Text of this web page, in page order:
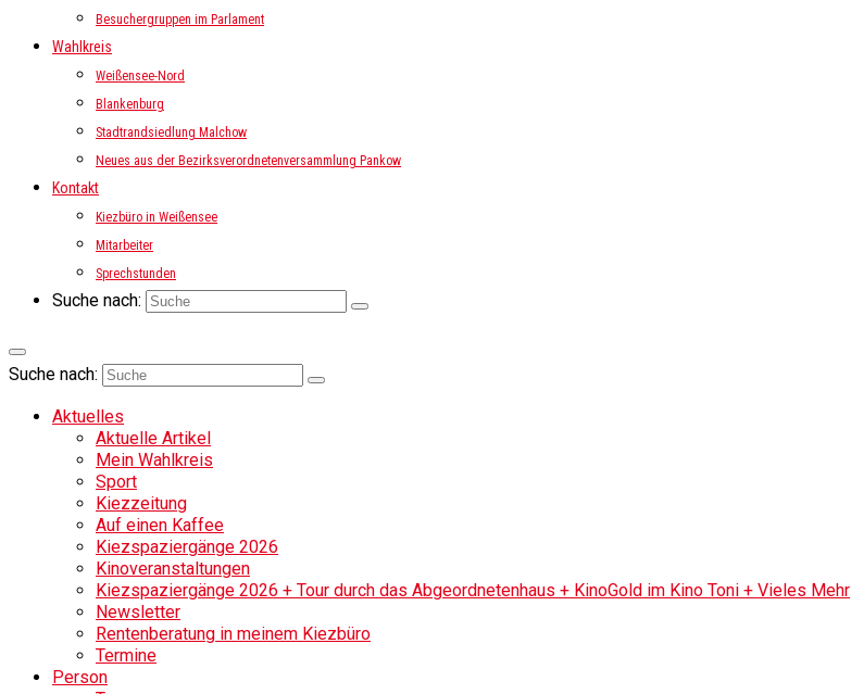
Besuchergruppen im Parlament
Wahlkreis
Weißensee-Nord
Blankenburg
Stadtrandsiedlung Malchow
Neues aus der Bezirksverordnetenversammlung Pankow
Kontakt
Kiezbüro in Weißensee
Mitarbeiter
Sprechstunden
Suche nach:
Suche nach:
Aktuelles
Aktuelle Artikel
Mein Wahlkreis
Sport
Kiezzeitung
Auf einen Kaffee
Kiezspaziergänge 2026
Kinoveranstaltungen
Kiezspaziergänge 2026 + Tour durch das Abgeordnetenhaus + KinoGold im Kino Toni + Vieles Mehr
Newsletter
Rentenberatung in meinem Kiezbüro
Termine
Person